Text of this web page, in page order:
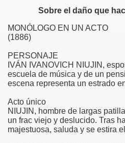
Sobre el daño que
MONÓLOGO EN UN ACTO
(1886)
PERSONAJE
IVÁN IVANOVICH NIUJIN,
escuela de música y de un
escena representa un estrado
Acto único
NIUJIN, hombre de largas
un frac viejo y deslucido. Tras
majestuosa, saluda y se estira